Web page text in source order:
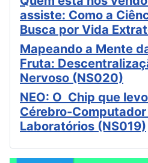
assiste: Como a
Busca por Vida
Mapeando a Mente
Fruta:
Nervoso (NS020)
NEO: O Chip que
Cérebro-
Laboratórios (NS019)